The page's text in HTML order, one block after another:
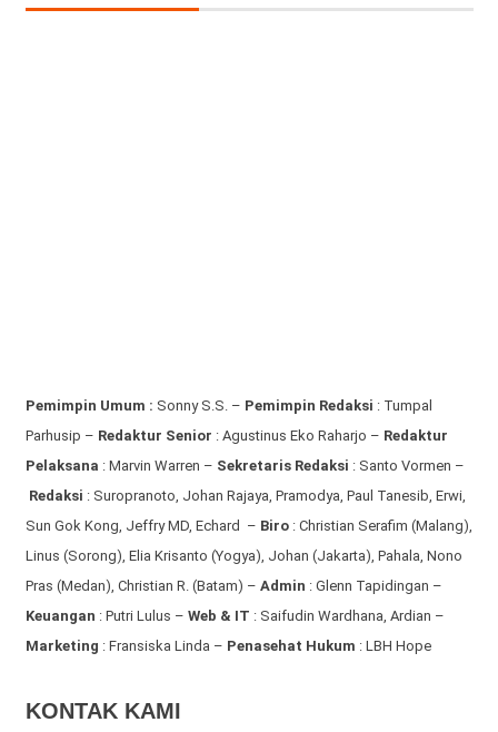
Pemimpin Umum : Sonny S.S. – Pemimpin Redaksi : Tumpal
Parhusip – Redaktur Senior : Agustinus Eko Raharjo – Redaktur
Pelaksana : Marvin Warren – Sekretaris Redaksi : Santo Vormen –
Redaksi : Suropranoto, Johan Rajaya, Pramodya, Paul Tanesib, Erwi,
Sun Gok Kong, Jeffry MD, Echard – Biro: Christian Serafim (Malang),
Linus (Sorong), Elia Krisanto (Yogya), Johan (Jakarta), Pahala, Nono
Pras (Medan), Christian R. (Batam) – Admin : Glenn Tapidingan –
Keuangan : Putri Lulus – Web & IT : Saifudin Wardhana, Ardian –
Marketing : Fransiska Linda – Penasehat Hukum : LBH Hope
KONTAK KAMI